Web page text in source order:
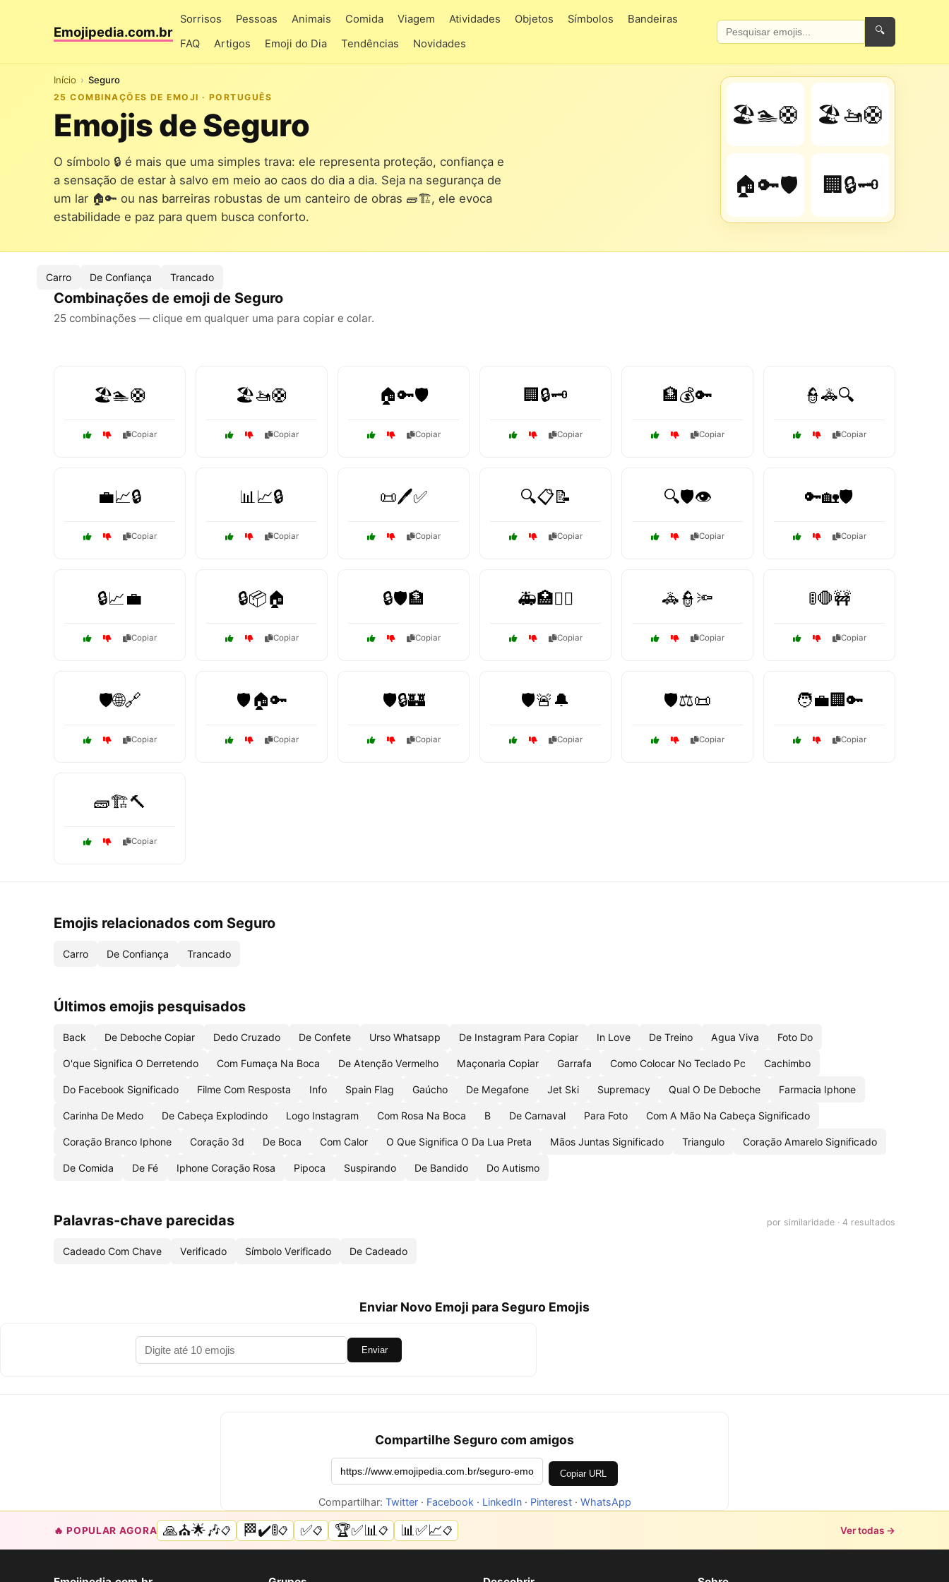
Emojipedia.com.br
Sorrisos Pessoas Animais Comida Viagem Atividades Objetos Símbolos
Bandeiras
FAQ
Artigos Emoji do Dia Tendências Novidades
🔍
Início Seguro
25 COMBINAÇÕES DE EMOJI · PORTUGUÊS
Emojis de Seguro
O símbolo 🔒 é mais que uma simples trava: ele representa proteção, confiança e
a sensação de estar à salvo em meio ao caos do dia a dia. Seja na segurança de
um lar 🏠🔑 ou nas barreiras robustas de um canteiro de obras 🧱🏗️, ele evoca
estabilidade e paz para quem busca conforto.
🏖️🏊🛟 🏖️🚤🛟
🏠🔑🛡️ 🏢🔒🗝️
Carro De Confiança Trancado
Combinações de emoji de Seguro
25 combinações — clique em qualquer uma para copiar e colar.
🏖️🏊🛟
Copiar
🏖️🚤🛟
Copiar
🏠🔑🛡️
Copiar
🏢🔒🗝️
Copiar
🏦💰🔑
Copiar
👮🚓🔍
Copiar
💼📈🔒
Copiar
📊📈🔒
Copiar
📜🖊️✅
Copiar
🔍📋📝
Copiar
🔍🛡️👁️
Copiar
🔑🏡🛡️
Copiar
🔒📈💼
Copiar
🔒📦🏠
Copiar
🔒🛡️🏦
Copiar
🚑🏥👩‍⚕️
Copiar
🚓👮🔦
Copiar
🚦🛑🚧
Copiar
🛡️🌐🔗
Copiar
🛡️🏠🔑
Copiar
🛡️🔒🏰
Copiar
🛡️🚨🔔
Copiar
🛡️⚖️📜
Copiar
🧑‍💼🏢🔑
Copiar
🧱🏗️🔨
Copiar
Emojis relacionados com Seguro
Carro De Confiança Trancado
Últimos emojis pesquisados
Back De Deboche Copiar Dedo Cruzado De Confete Urso Whatsapp De Instagram Para Copiar In Love De Treino Agua Viva Foto Do
O'que Significa O Derretendo Com Fumaça Na Boca De Atenção Vermelho Maçonaria Copiar Garrafa Como Colocar No Teclado Pc Cachimbo
Do Facebook Significado Filme Com Resposta Info Spain Flag Gaúcho De Megafone Jet Ski Supremacy Qual O De Deboche Farmacia Iphone
Carinha De Medo De Cabeça Explodindo Logo Instagram Com Rosa Na Boca B De Carnaval Para Foto Com A Mão Na Cabeça Significado
Coração Branco Iphone Coração 3d De Boca Com Calor O Que Significa O Da Lua Preta Mãos Juntas Significado Triangulo Coração Amarelo Significado
De Comida De Fé Iphone Coração Rosa Pipoca Suspirando De Bandido Do Autismo
Palavras-chave parecidas por similaridade · 4 resultados
Cadeado Com Chave Verificado Símbolo Verificado De Cadeado
Enviar Novo Emoji para Seguro Emojis
Enviar
Compartilhe Seguro com amigos
Copiar URL
Compartilhar: Twitter· Facebook · LinkedIn· Pinterest· WhatsApp
🔥 POPULAR AGORA 🙏⛪🌟🎶📋 🏁✔️🚦📋 ✅📋 🏆✅📊📋 📊✅📈📋 Ver todas →